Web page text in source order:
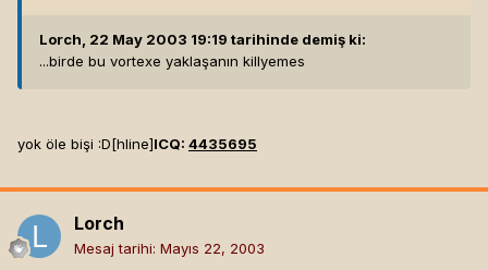
Lorch, 22 May 2003 19:19 tarihinde demiş ki:
...birde bu vortexe yaklaşanın killyemes
yok öle bişi :D[hline]ICQ: 4435695
Lorch
Mesaj tarihi: Mayıs 22, 2003